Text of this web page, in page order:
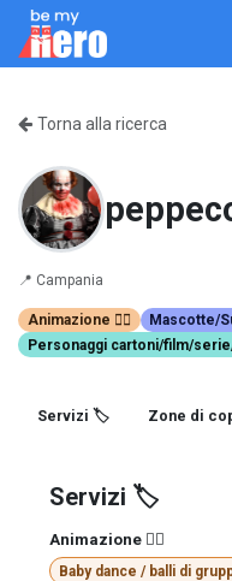
Passa al contenuto
Torna alla ricerca
📍 Campania
Animazione 🤹‍♂️
Mascotte/
Personaggi cartoni/film/
Servizi 🏷️ Zone di
Servizi 🏷️
Animazione 🤹‍♂️
Baby dance / balli di